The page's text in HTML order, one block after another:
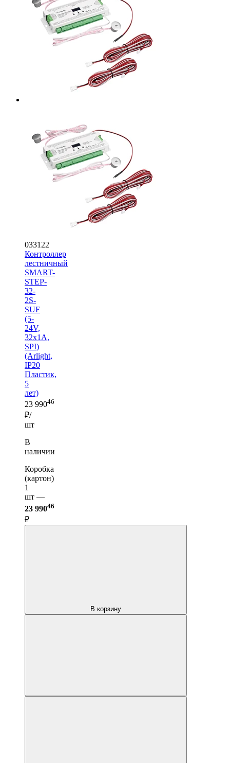
033122
Контроллер
лестничный
SMART-
STEP-
32-
2S-
SUF
(5-
24V,
32x1A,
SPI)
(Arlight,
IP20
Пластик,
5
лет)
23 99046
₽/
шт
В
наличии
Коробка
(картон)
1
шт —
23 99046
₽
В корзину